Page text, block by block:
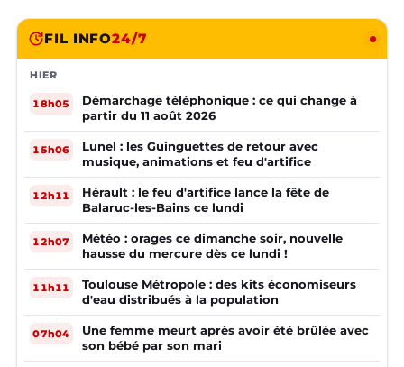
FIL INFO24/7
HIER
18h05
Démarchage téléphonique : ce qui change à
partir du 11 août 2026
15h06
Lunel : les Guinguettes de retour avec
musique, animations et feu d'artifice
12h11
Hérault : le feu d'artifice lance la fête de
Balaruc-les-Bains ce lundi
12h07
Météo : orages ce dimanche soir, nouvelle
hausse du mercure dès ce lundi !
11h11
Toulouse Métropole : des kits économiseurs
d'eau distribués à la population
07h04
Une femme meurt après avoir été brûlée avec
son bébé par son mari